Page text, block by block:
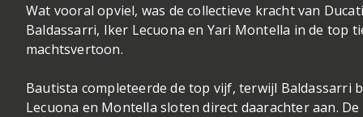
Wat vooral opviel, was de collectieve kracht van
Baldassarri, Iker Lecuona en Yari Montella in de top
machtsvertoon.
Bautista completeerde de top vijf, terwijl Baldassarri
Lecuona en Montella sloten direct daarachter aan.